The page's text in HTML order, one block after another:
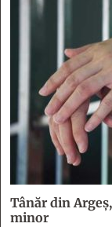
Tânăr din
minor